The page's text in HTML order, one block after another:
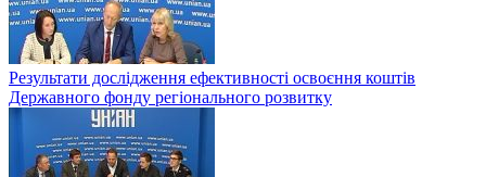
Результати дослідження ефективності освоєння коштів
Державного фонду регіонального розвитку